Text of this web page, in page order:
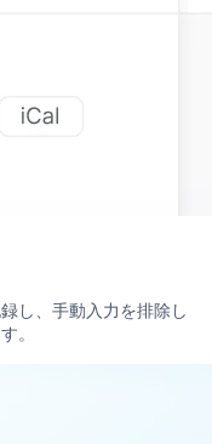
し、手動入力を排除し
。